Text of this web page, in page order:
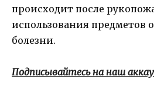
происходит после
использования предметов
болезни.
Подписывайтесь на наш